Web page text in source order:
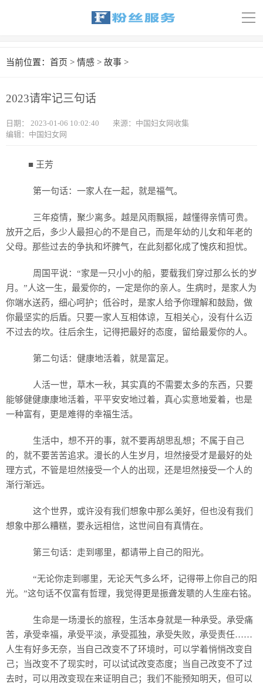
导
娱乐
汽车
体育
育儿
美食
军事
故事 美文
当前位置： 首页 > 情感 > 故事 >
2023请牢记三句话
日期： 2023-01-06 10:02:40
来源：中国妇女网收集
编辑：中国妇女网
■ 王芳
第一句话：一家人在一起，就是福气。
三年疫情，聚少离多。越是风雨飘摇，越懂得亲情可贵。
放开之后，多少人最担心的不是自己，而是年幼的儿女和年老的
父母。那些过去的争执和坏脾气，在此刻都化成了愧疚和担忧。
周国平说：“家是一只小小的船，要载我们穿过那么长的岁
月。”人这一生，最爱你的，一定是你的亲人。生病时，是家人为
你端水送药，细心呵护；低谷时，是家人给予你理解和鼓励，做
你最坚实的后盾。只要一家人互相体谅，互相关心，没有什么迈
不过去的坎。往后余生，记得把最好的态度，留给最爱你的人。
第二句话：健康地活着，就是富足。
人活一世，草木一秋，其实真的不需要太多的东西，只要
能够健健康康地活着，平平安安地过着，真心实意地爱着，也是
一种富有，更是难得的幸福生活。
生活中，想不开的事，就不要再胡思乱想；不属于自己
的，就不要苦苦追求。漫长的人生岁月，坦然接受才是最好的处
理方式，不管是坦然接受一个人的出现，还是坦然接受一个人的
渐行渐远。
这个世界，或许没有我们想象中那么美好，但也没有我们
想象中那么糟糕，要永远相信，这世间自有真情在。
第三句话：走到哪里，都请带上自己的阳光。
“无论你走到哪里，无论天气多么坏，记得带上你自己的阳
光。”这句话不仅富有哲理，我觉得更是振聋发聩的人生座右铭。
生命是一场漫长的旅程，生活本身就是一种承受。承受痛
苦，承受幸福，承受平淡，承受孤独，承受失败，承受责任……
人生有好多无奈，当自己改变不了环境时，可以学着悄悄改变自
己；当改变不了现实时，可以试试改变态度；当自己改变不了过
去时，可以用改变现在来证明自己；我们不能预知明天，但可以